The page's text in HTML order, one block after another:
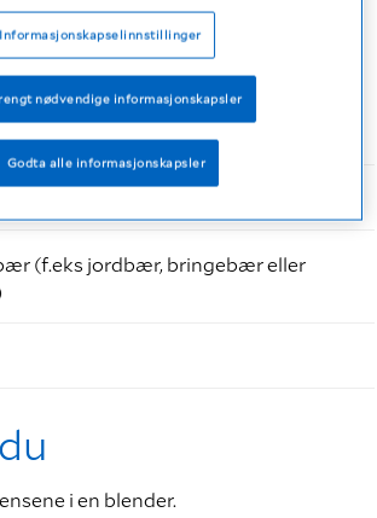
ENERGY Drink Jordbær
(f.eks jordbær, bringebær eller
i en blender.
Informasjonskapselinnstillinger
nødvendige informasjonskapsler
Godta alle informasjonskapsler